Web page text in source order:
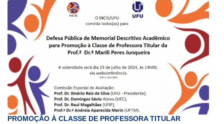
PROMOÇÃO À CLASSE DE PROFESSORA TITULAR